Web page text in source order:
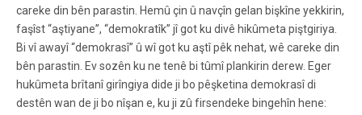
careke din bên parastin. Hemû çin û navçîn gelan bişkîne yekkirin,
faşîst “aştiyane”, “demokratîk” jî got ku divê hikûmeta piştgiriya.
Bi vî awayî “demokrasî” û wî got ku aştî pêk nehat, wê careke din
bên parastin. Ev sozên ku ne tenê bi tûmî plankirin derew. Eger
hukûmeta brîtanî girîngiya dide ji bo pêşketina demokrasî di
destên wan de ji bo nîşan e, ku ji zû firsendeke bingehîn hene: